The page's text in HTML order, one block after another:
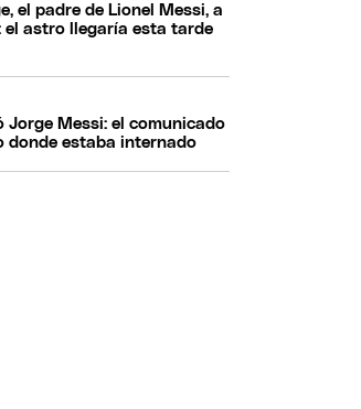
el padre de Lionel Messi, a
el astro llegaría esta tarde
Jorge Messi: el comunicado
donde estaba internado